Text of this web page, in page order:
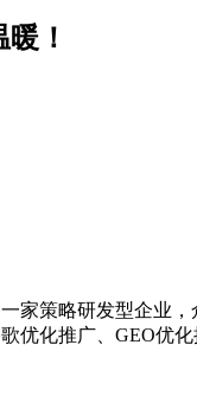
！
家策略研发型企业
优化推广、GEO优